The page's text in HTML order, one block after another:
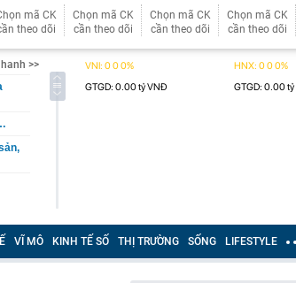
mã CK
theo dõi
Chọn mã CK
cần theo dõi
Chọn mã CK
cần theo dõi
Chọn mã CK
cần theo dõi
>>
tiền
VĨ MÔ KINH TẾ SỐ THỊ TRƯỜNG SỐNG LIFESTYLE